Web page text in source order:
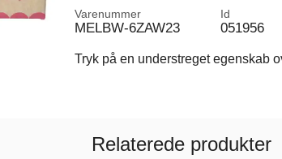
Varenummer
MELBW-6ZAW23
Id
051956
Tryk på en understreget egenskab
Relaterede produkter